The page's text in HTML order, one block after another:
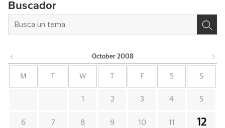
Buscador
October 2008
M W F S S
1 2 3 4 5
6 7 8 9 10 11 12